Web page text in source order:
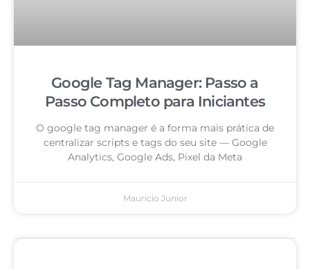
Google Tag Manager: Passo a
Passo Completo para Iniciantes
O google tag manager é a forma mais prática de
centralizar scripts e tags do seu site — Google
Analytics, Google Ads, Pixel da Meta
Mauricio Junior